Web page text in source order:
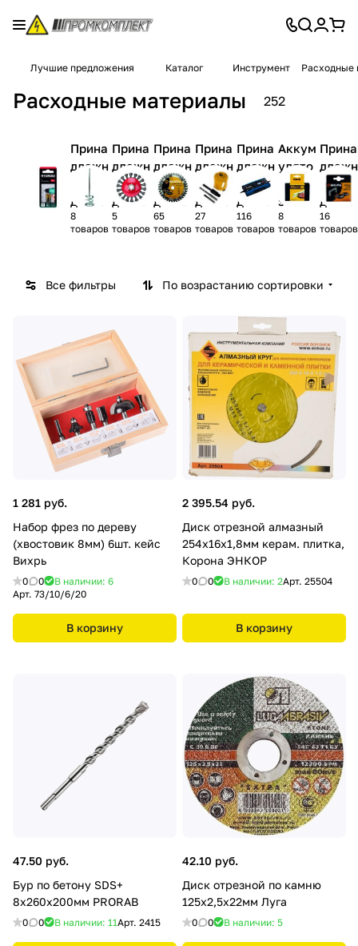
Лучшие предложения Каталог Инструмент Расходные
Расходные материалы 252
Прина
длежн
ости
для
завор
ачива
8
товаров
Прина
длежн
ости
для
миксе
ров
5
товаров
Прина
длежн
ости
для
резки
и
65
товаров
Прина
длежн
ости
для
пилен
ия
27
товаров
Прина
длежн
ости
для
сверл
ения
ения
116
товаров
Аккум
улято
ры и
заряд
ные
устро
8
товаров
Прина
длежн
ости
для
полир
овани
овани
16
товаров
Все фильтры По возрастанию сортировки
1 281 руб.
Набор фрез по дереву
(хвостовик 8мм) 6шт. кейс
Вихрь
0 0
В наличии: 6
Арт. 73/10/6/20
В корзину
2 395.54 руб.
Диск отрезной алмазный
254х16х1,8мм керам. плитка,
Корона ЭНКОР
0 0 В наличии: 2Арт. 25504
В корзину
47.50 руб.
Бур по бетону SDS+
8х260х200мм PRORAB
0 0 В наличии: 11Арт. 2415
42.10 руб.
Диск отрезной по камню
125х2,5х22мм Луга
0 0 В наличии: 5